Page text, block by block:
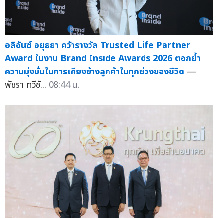
อลิอันซ์ อยุธยา คว้ารางวัล Trusted Life Partner
Award ในงาน Brand Inside Awards 2026 ตอกย้ำ
ความมุ่งมั่นในการเคียงข้างลูกค้าในทุกช่วงของชีวิต —
พัชรา ทวีชั... 08:44 น.